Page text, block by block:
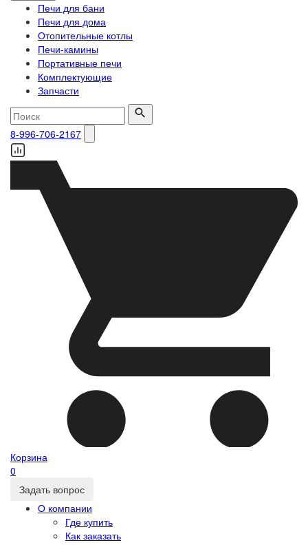
Печи для бани
Печи для дома
Отопительные котлы
Печи-камины
Портативные печи
Комплектующие
Запчасти
8-996-706-2167
Корзина
0
Задать вопрос
О компании
Где купить
Как заказать